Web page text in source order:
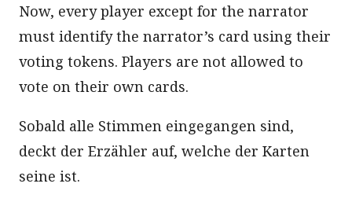
Now, every player except for the narrator
must identify the narrator’s card using their
voting tokens. Players are not allowed to
vote on their own cards.
Sobald alle Stimmen eingegangen sind,
deckt der Erzähler auf, welche der Karten
seine ist.